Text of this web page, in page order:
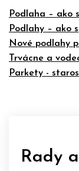
Rady
Podlaha – ako
Podlahy – ako
Nové podlahy
Trvácne a
Parkety -